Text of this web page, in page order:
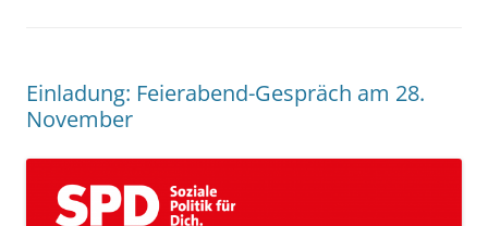
Einladung: Feierabend-Gespräch am 28.
November